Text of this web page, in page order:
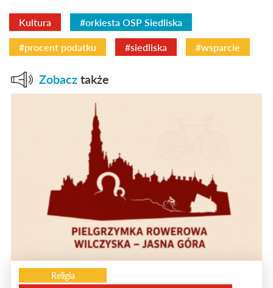
Kultura #orkiesta OSP Siedliska
#procent podatku #siedliska #wsparcie
Zobacz także
Religia